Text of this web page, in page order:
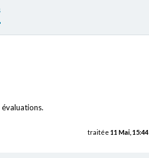
traitée 11 Mai, 15:44